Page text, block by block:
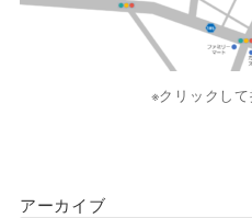
※クリックし
アーカイブ